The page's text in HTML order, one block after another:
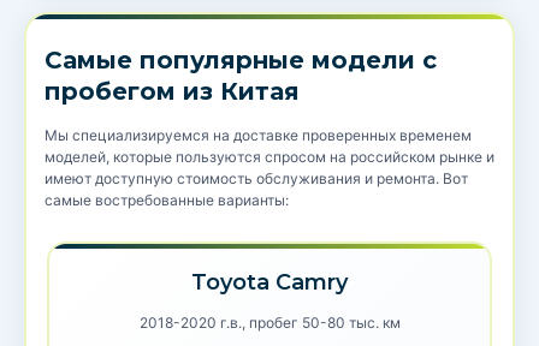
Самые популярные модели с
пробегом из Китая
Мы специализируемся на доставке проверенных временем
моделей, которые пользуются спросом на российском рынке и
имеют доступную стоимость обслуживания и ремонта. Вот
самые востребованные варианты:
Toyota Camry
2018-2020 г.в., пробег 50-80 тыс. км